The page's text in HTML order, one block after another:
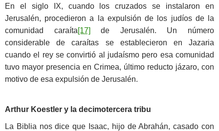
En el siglo IX, cuando los cruzados se instalaron en
Jerusalén, procedieron a la expulsión de los judíos de la
comunidad caraíta[17] de Jerusalén. Un número
considerable de caraítas se establecieron en Jazaria
cuando el rey se convirtió al judaísmo pero esa comunidad
tuvo mayor presencia en Crimea, último reducto jázaro, con
motivo de esa expulsión de Jerusalén.
Arthur Koestler y la decimotercera tribu
La Biblia nos dice que Isaac, hijo de Abrahán, casado con